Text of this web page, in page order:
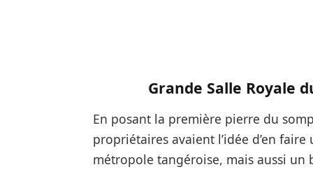
Grande Salle Royale
En posant la première pierre du
propriétaires avaient l’idée d’en
métropole tangéroise, mais aussi